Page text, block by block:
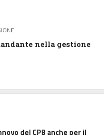
nella gestione
del CPB anche per il